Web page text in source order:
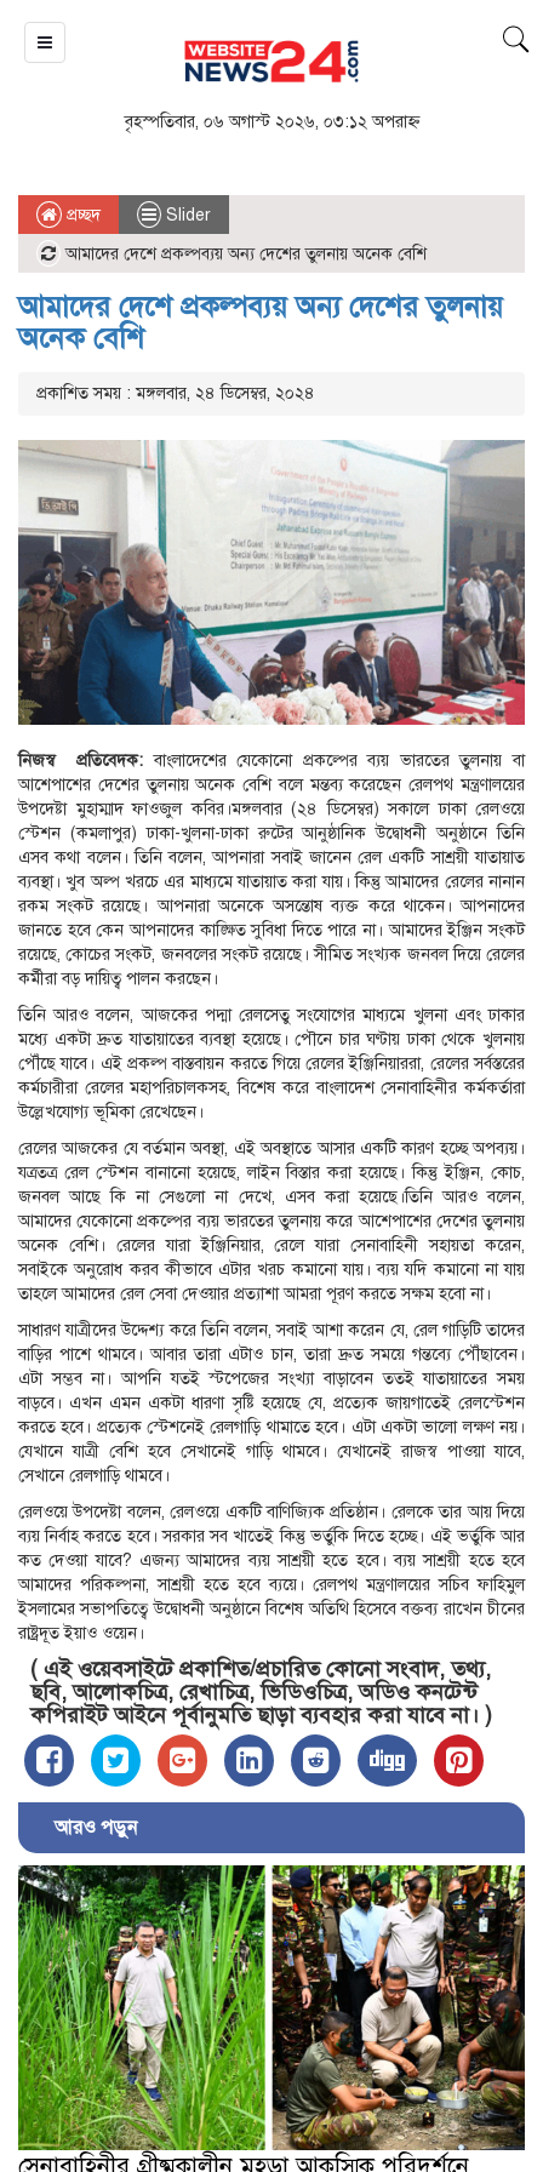
বৃহস্পতিবার, ০৬ অগাস্ট ২০২৬, ০৩:১২ অপরাহ্ন
প্রচ্ছদ
Slider
আমাদের দেশে প্রকল্পব্যয় অন্য দেশের তুলনায় অনেক বেশি
আমাদের দেশে প্রকল্পব্যয় অন্য দেশের তুলনায়
অনেক বেশি
প্রকাশিত সময় : মঙ্গলবার, ২৪ ডিসেম্বর, ২০২৪
নিজস্ব প্রতিবেদক:বাংলাদেশের যেকোনো প্রকল্পের ব্যয় ভারতের তুলনায় বা
আশেপাশের দেশের তুলনায় অনেক বেশি বলে মন্তব্য করেছেন রেলপথ মন্ত্রণালয়ের
উপদেষ্টা মুহাম্মাদ ফাওজুল কবির।মঙ্গলবার (২৪ ডিসেম্বর) সকালে ঢাকা রেলওয়ে
স্টেশন (কমলাপুর) ঢাকা-খুলনা-ঢাকা রুটের আনুষ্ঠানিক উদ্বোধনী অনুষ্ঠানে তিনি
এসব কথা বলেন। তিনি বলেন, আপনারা সবাই জানেন রেল একটি সাশ্রয়ী যাতায়াত
ব্যবস্থা। খুব অল্প খরচে এর মাধ্যমে যাতায়াত করা যায়। কিন্তু আমাদের রেলের নানান
রকম সংকট রয়েছে। আপনারা অনেকে অসন্তোষ ব্যক্ত করে থাকেন। আপনাদের
জানতে হবে কেন আপনাদের কাঙ্ক্ষিত সুবিধা দিতে পারে না। আমাদের ইঞ্জিন সংকট
রয়েছে, কোচের সংকট, জনবলের সংকট রয়েছে। সীমিত সংখ্যক জনবল দিয়ে রেলের
কর্মীরা বড় দায়িত্ব পালন করছেন।
তিনি আরও বলেন, আজকের পদ্মা রেলসেতু সংযোগের মাধ্যমে খুলনা এবং ঢাকার
মধ্যে একটা দ্রুত যাতায়াতের ব্যবস্থা হয়েছে। পৌনে চার ঘণ্টায় ঢাকা থেকে খুলনায়
পৌঁছে যাবে। এই প্রকল্প বাস্তবায়ন করতে গিয়ে রেলের ইঞ্জিনিয়াররা, রেলের সর্বস্তরের
কর্মচারীরা রেলের মহাপরিচালকসহ, বিশেষ করে বাংলাদেশ সেনাবাহিনীর কর্মকর্তারা
উল্লেখযোগ্য ভূমিকা রেখেছেন।
রেলের আজকের যে বর্তমান অবস্থা, এই অবস্থাতে আসার একটি কারণ হচ্ছে অপব্যয়।
যত্রতত্র রেল স্টেশন বানানো হয়েছে, লাইন বিস্তার করা হয়েছে। কিন্তু ইঞ্জিন, কোচ,
জনবল আছে কি না সেগুলো না দেখে, এসব করা হয়েছে।তিনি আরও বলেন,
আমাদের যেকোনো প্রকল্পের ব্যয় ভারতের তুলনায় করে আশেপাশের দেশের তুলনায়
অনেক বেশি। রেলের যারা ইঞ্জিনিয়ার, রেলে যারা সেনাবাহিনী সহায়তা করেন,
সবাইকে অনুরোধ করব কীভাবে এটার খরচ কমানো যায়। ব্যয় যদি কমানো না যায়
তাহলে আমাদের রেল সেবা দেওয়ার প্রত্যাশা আমরা পূরণ করতে সক্ষম হবো না।
সাধারণ যাত্রীদের উদ্দেশ্য করে তিনি বলেন, সবাই আশা করেন যে, রেল গাড়িটি তাদের
বাড়ির পাশে থামবে। আবার তারা এটাও চান, তারা দ্রুত সময়ে গন্তব্যে পৌঁছাবেন।
এটা সম্ভব না। আপনি যতই স্টপেজের সংখ্যা বাড়াবেন ততই যাতায়াতের সময়
বাড়বে। এখন এমন একটা ধারণা সৃষ্টি হয়েছে যে, প্রত্যেক জায়গাতেই রেলস্টেশন
করতে হবে। প্রত্যেক স্টেশনেই রেলগাড়ি থামাতে হবে। এটা একটা ভালো লক্ষণ নয়।
যেখানে যাত্রী বেশি হবে সেখানেই গাড়ি থামবে। যেখানেই রাজস্ব পাওয়া যাবে,
সেখানে রেলগাড়ি থামবে।
রেলওয়ে উপদেষ্টা বলেন, রেলওয়ে একটি বাণিজ্যিক প্রতিষ্ঠান। রেলকে তার আয় দিয়ে
ব্যয় নির্বাহ করতে হবে। সরকার সব খাতেই কিন্তু ভর্তুকি দিতে হচ্ছে। এই ভর্তুকি আর
কত দেওয়া যাবে? এজন্য আমাদের ব্যয় সাশ্রয়ী হতে হবে। ব্যয় সাশ্রয়ী হতে হবে
আমাদের পরিকল্পনা, সাশ্রয়ী হতে হবে ব্যয়ে। রেলপথ মন্ত্রণালয়ের সচিব ফাহিমুল
ইসলামের সভাপতিত্বে উদ্বোধনী অনুষ্ঠানে বিশেষ অতিথি হিসেবে বক্তব্য রাখেন চীনের
রাষ্ট্রদূত ইয়াও ওয়েন।
( এই ওয়েবসাইটে প্রকাশিত/প্রচারিত কোনো সংবাদ, তথ্য,
ছবি, আলোকচিত্র, রেখাচিত্র, ভিডিওচিত্র, অডিও কনটেন্ট
কপিরাইট আইনে পূর্বানুমতি ছাড়া ব্যবহার করা যাবে না। )
আরও পড়ুন